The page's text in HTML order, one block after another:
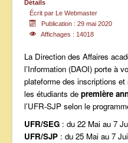
Détails
Écrit par Le Webmaster
Publication : 29 mai 2020
Affichages : 14018
La Direction des Affaires
l’Information (DAOI) porte à
plateforme des inscriptions
les étudiants de première
l’UFR-SJP selon le
UFR/SEG : du 22 Mai au 7
UFR/SJP : du 25 Mai au 7